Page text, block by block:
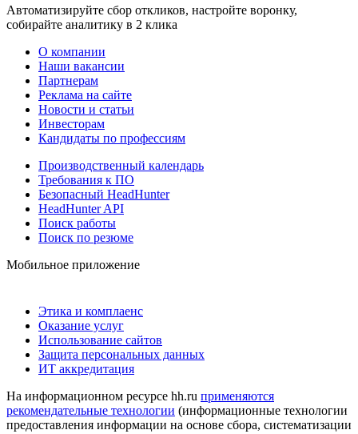
Автоматизируйте сбор откликов, настройте воронку,
собирайте аналитику в 2 клика
О компании
Наши вакансии
Партнерам
Реклама на сайте
Новости и статьи
Инвесторам
Кандидаты по профессиям
Производственный календарь
Требования к ПО
Безопасный HeadHunter
HeadHunter API
Поиск работы
Поиск по резюме
Мобильное приложение
Этика и комплаенс
Оказание услуг
Использование сайтов
Защита персональных данных
ИТ аккредитация
На информационном ресурсе hh.ru применяются
рекомендательные технологии (информационные технологии
предоставления информации на основе сбора, систематизации